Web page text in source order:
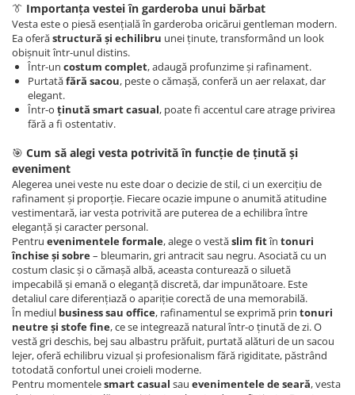
👔 Importanța vestei în garderoba unui bărbat
Vesta este o piesă esențială în garderoba oricărui gentleman modern.
Ea oferăstructură și echilibru unei ținute, transformând un look
obișnuit într-unul distins.
Într-un costum complet, adaugă profunzime și rafinament.
Purtatăfără sacou, peste o cămașă, conferă un aer relaxat, dar
elegant.
Într-o ținută smart casual, poate fi accentul care atrage privirea
fără a fi ostentativ.
🎯 Cum să alegi vesta potrivită în funcție de ținută și
eveniment
Alegerea unei veste nu este doar o decizie de stil, ci un exercițiu de
rafinament și proporție. Fiecare ocazie impune o anumită atitudine
vestimentară, iar vesta potrivită are puterea de a echilibra între
eleganță și caracter personal.
Pentru evenimentele formale, alege o vestăslim fitîn tonuri
închise și sobre– bleumarin, gri antracit sau negru. Asociată cu un
costum clasic și o cămașă albă, aceasta conturează o siluetă
impecabilă și emană o eleganță discretă, dar impunătoare. Este
detaliul care diferențiază o apariție corectă de una memorabilă.
În mediul business sau office, rafinamentul se exprimă prin tonuri
neutre și stofe fine, ce se integrează natural într-o ținută de zi. O
vestă gri deschis, bej sau albastru prăfuit, purtată alături de un sacou
lejer, oferă echilibru vizual și profesionalism fără rigiditate, păstrând
totodată confortul unei croieli moderne.
Pentru momentelesmart casual sau evenimentele de seară, vesta